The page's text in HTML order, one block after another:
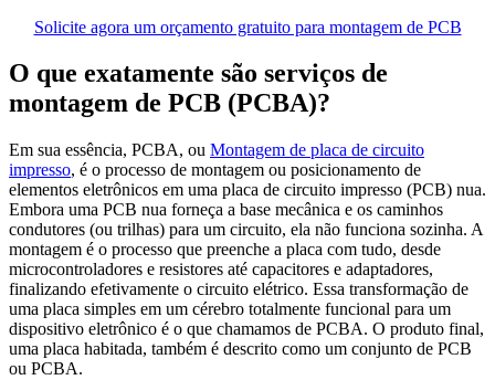
Solicite agora um orçamento gratuito para montagem de PCB
O que exatamente são serviços de
montagem de PCB (PCBA)?
Em sua essência, PCBA, ou Montagem de placa de circuito
impresso, é o processo de montagem ou posicionamento de
elementos eletrônicos em uma placa de circuito impresso (PCB) nua.
Embora uma PCB nua forneça a base mecânica e os caminhos
condutores (ou trilhas) para um circuito, ela não funciona sozinha. A
montagem é o processo que preenche a placa com tudo, desde
microcontroladores e resistores até capacitores e adaptadores,
finalizando efetivamente o circuito elétrico. Essa transformação de
uma placa simples em um cérebro totalmente funcional para um
dispositivo eletrônico é o que chamamos de PCBA. O produto final,
uma placa habitada, também é descrito como um conjunto de PCB
ou PCBA.